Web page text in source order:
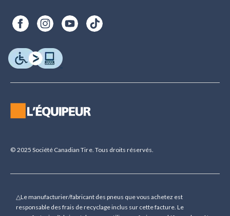
© 2025 Société Canadian Tire. Tous droits réservés.
△Le manufacturier/fabricant des pneus que vous achetez est
responsable des frais de recyclage inclus sur cette facture. Le